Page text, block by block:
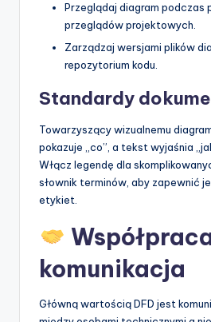
Przeglądaj diagram podczas
przeglądów projektowych.
Zarządzaj wersjami plików
repozytorium kodu.
Standardy
Towarzyszący wizualnemu
pokazuje „co”, a tekst wyjaśnia
Włącz legendę dla
słownik terminów, aby zapewnić
etykiet.
komunikacja
Główną wartością DFD jest